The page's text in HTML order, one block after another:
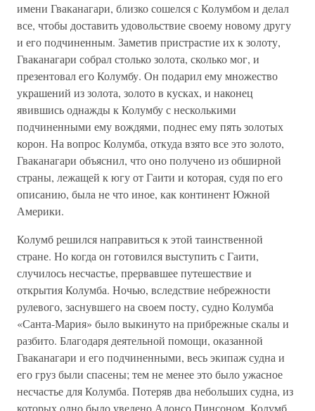
имени Гваканагари, близко сошелся с Колумбом и делал
все, чтобы доставить удовольствие своему новому другу
и его подчиненным. Заметив пристрастие их к золоту,
Гваканагари собрал столько золота, сколько мог, и
презентовал его Колумбу. Он подарил ему множество
украшений из золота, золото в кусках, и наконец
явившись однажды к Колумбу с несколькими
подчиненными ему вождями, поднес ему пять золотых
корон. На вопрос Колумба, откуда взято все это золото,
Гваканагари объяснил, что оно получено из обширной
страны, лежащей к югу от Гаити и которая, судя по его
описанию, была не что иное, как континент Южной
Америки.
Колумб решился направиться к этой таинственной
стране. Но когда он готовился выступить с Гаити,
случилось несчастье, прервавшее путешествие и
открытия Колумба. Ночью, вследствие небрежности
рулевого, заснувшего на своем посту, судно Колумба
«Санта-Мария» было выкинуто на прибрежные скалы и
разбито. Благодаря деятельной помощи, оказанной
Гваканагари и его подчиненными, весь экипаж судна и
его груз были спасены; тем не менее это было ужасное
несчастье для Колумба. Потеряв два небольших судна, из
которых одно было уведено Алонсо Пинсоном, Колумб